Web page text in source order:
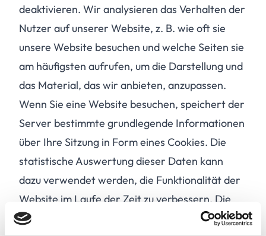
deaktivieren. Wir analysieren das Verhalten der
Nutzer auf unserer Website, z. B. wie oft sie
unsere Website besuchen und welche Seiten sie
am häufigsten aufrufen, um die Darstellung und
das Material, das wir anbieten, anzupassen.
Wenn Sie eine Website besuchen, speichert der
Server bestimmte grundlegende Informationen
über Ihre Sitzung in Form eines Cookies. Die
statistische Auswertung dieser Daten kann
dazu verwendet werden, die Funktionalität der
Website im Laufe der Zeit zu verbessern. Die
Vorgänge werden über Google Analytics